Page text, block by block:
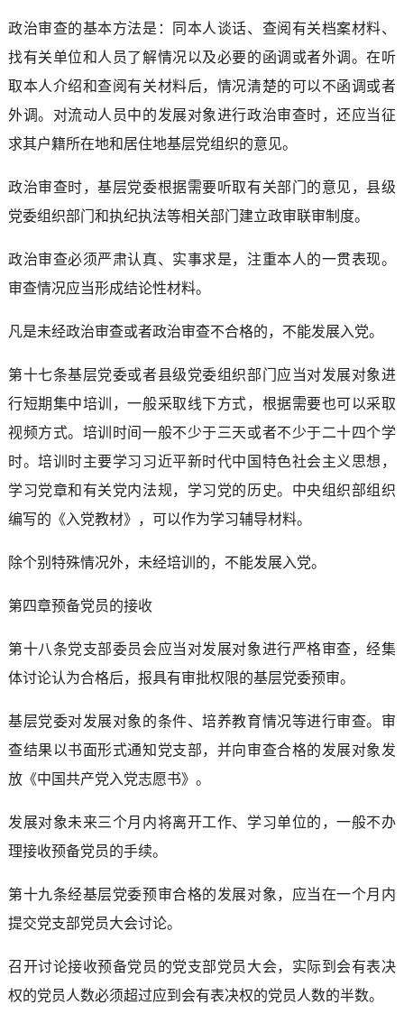
政治审查的基本方法是：同本人谈话、查阅有关档案材料、
找有关单位和人员了解情况以及必要的函调或者外调。在听
取本人介绍和查阅有关材料后，情况清楚的可以不函调或者
外调。对流动人员中的发展对象进行政治审查时，还应当征
求其户籍所在地和居住地基层党组织的意见。
政治审查时，基层党委根据需要听取有关部门的意见，县级
党委组织部门和执纪执法等相关部门建立政审联审制度。
政治审查必须严肃认真、实事求是，注重本人的一贯表现。
审查情况应当形成结论性材料。
凡是未经政治审查或者政治审查不合格的，不能发展入党。
第十七条基层党委或者县级党委组织部门应当对发展对象进
行短期集中培训，一般采取线下方式，根据需要也可以采取
视频方式。培训时间一般不少于三天或者不少于二十四个学
时。培训时主要学习习近平新时代中国特色社会主义思想，
学习党章和有关党内法规，学习党的历史。中央组织部组织
编写的《入党教材》，可以作为学习辅导材料。
除个别特殊情况外，未经培训的，不能发展入党。
第四章预备党员的接收
第十八条党支部委员会应当对发展对象进行严格审查，经集
体讨论认为合格后，报具有审批权限的基层党委预审。
基层党委对发展对象的条件、培养教育情况等进行审查。审
查结果以书面形式通知党支部，并向审查合格的发展对象发
放《中国共产党入党志愿书》。
发展对象未来三个月内将离开工作、学习单位的，一般不办
理接收预备党员的手续。
第十九条经基层党委预审合格的发展对象，应当在一个月内
提交党支部党员大会讨论。
召开讨论接收预备党员的党支部党员大会，实际到会有表决
权的党员人数必须超过应到会有表决权的党员人数的半数。